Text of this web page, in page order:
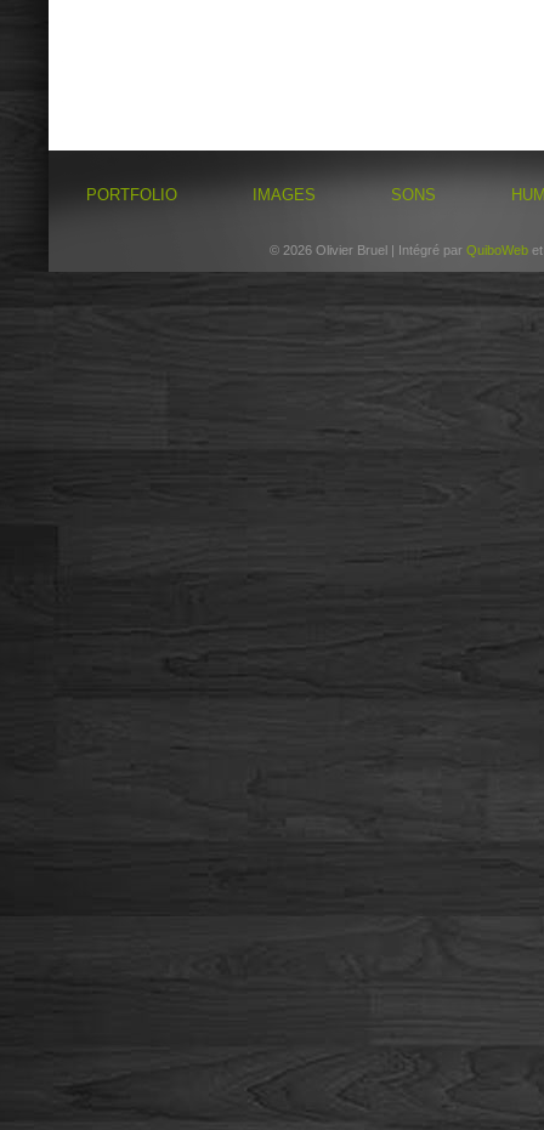
PORTFOLIO IMAGES SONS
© 2026 Olivier Bruel | Intégré par QuiboWeb